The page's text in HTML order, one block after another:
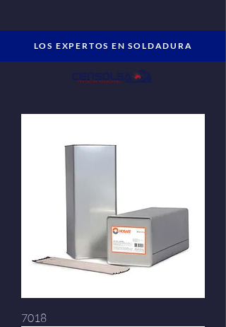
LOS EXPERTOS EN SOLDADURA
7018